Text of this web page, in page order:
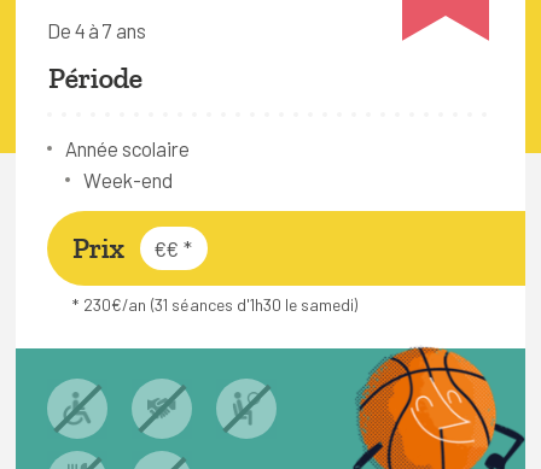
FAQ
Connexion
Espace pro
Bruxelles Temps Libre
De 4 à 7 ans
Période
Année scolaire
Week-end
Prix €€ *
* 230€/an (31 séances d'1h30 le samedi)